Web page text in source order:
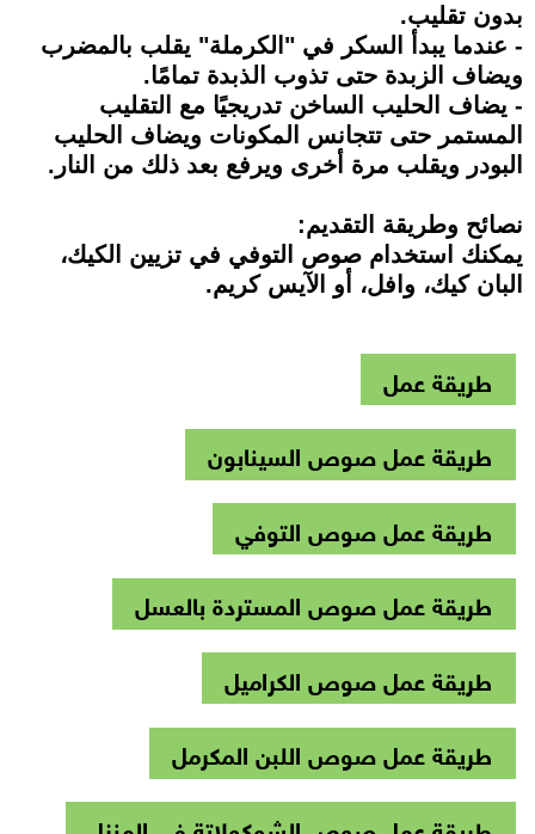
بدون تقليب.
- عندما يبدأ السكر في "الكرملة" يقلب بالمضرب
ويضاف الزبدة حتى تذوب الذبدة تمامًا.
- يضاف الحليب الساخن تدريجيًا مع التقليب
المستمر حتى تتجانس المكونات ويضاف الحليب
البودر ويقلب مرة أخرى ويرفع بعد ذلك من النار.
نصائح وطريقة التقديم:
يمكنك استخدام صوص التوفي في تزيين الكيك،
البان كيك، وافل، أو الآيس كريم.
طريقة عمل
طريقة عمل صوص السينابون
طريقة عمل صوص التوفي
طريقة عمل صوص المستردة بالعسل
طريقة عمل صوص الكراميل
طريقة عمل صوص اللبن المكرمل